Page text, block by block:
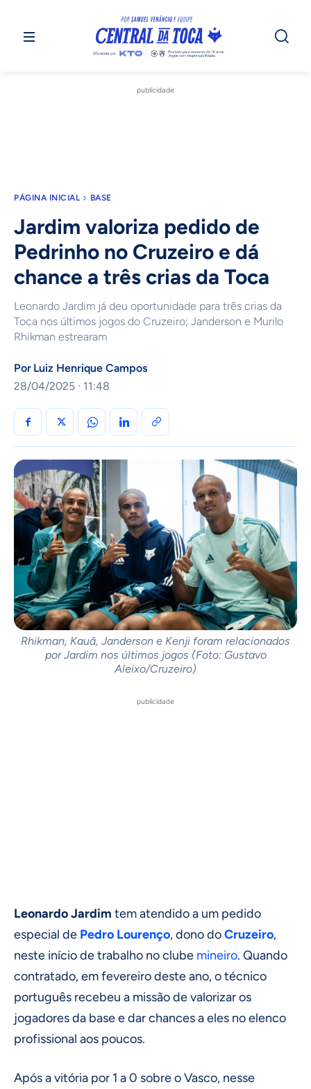
publicidade
PÁGINA INICIAL BASE
Jardim valoriza pedido de
Pedrinho no Cruzeiro e dá
chance a três crias da Toca
Leonardo Jardim já deu oportunidade para três crias da
Toca nos últimos jogos do Cruzeiro; Janderson e Murilo
Rhikman estrearam
Por Luiz Henrique Campos
28/04/2025 · 11:48
Rhikman, Kauã, Janderson e Kenji foram relacionados
por Jardim nos últimos jogos (Foto: Gustavo
Aleixo/Cruzeiro)
publicidade
Leonardo Jardim tem atendido a um pedido
especial de Pedro Lourenço, dono doCruzeiro,
neste início de trabalho no clube mineiro. Quando
contratado, em fevereiro deste ano, o técnico
português recebeu a missão de valorizar os
jogadores da base e dar chances a eles no elenco
profissional aos poucos.
Após a vitória por 1 a 0 sobre o Vasco, nesse